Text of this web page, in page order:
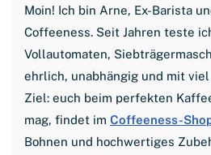
Moin! Ich bin Arne, Ex-Barista
Coffeeness. Seit Jahren teste
Vollautomaten,
ehrlich, unabhängig und mit
Ziel: euch beim perfekten
mag, findet im Coffeeness-
Bohnen und hochwertiges